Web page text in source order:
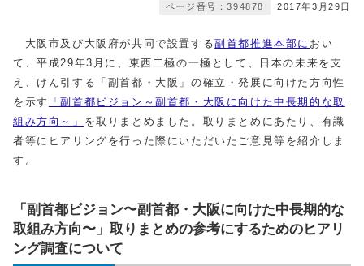
2017年3月29日
ページ番号：394878
大阪市及び大阪府が共同で設置する副首都推進本部に おい
て、平成29年3月に、東西二極の一極として、日本の未来を支
え、けん引する「副首都・大阪」の確立・発展に向けた方向性
を示す
「副首都ビジョン～副首都・大阪に向けた中長期的な取
組み方向～」 を取りまとめました。取りまとめにあたり、有識
者等にヒアリングを行った際にいただいたご意見等を紹介しま
す。
「副⾸都ビジョン〜副⾸都・⼤阪に向けた中⻑期的な
取組み⽅向〜」取りまとめの参考にするためのヒアリ
ング調査について